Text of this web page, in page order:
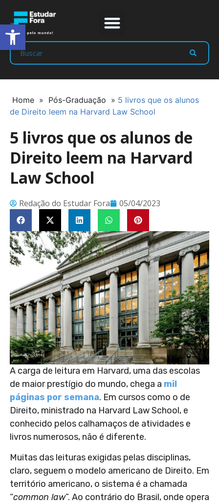
Home » Pós-Graduação » 5 livros que os alunos
de Direito leem na Harvard Law School
5 livros que os alunos de
Direito leem na Harvard
Law School
Redação do Estudar Fora 05/04/2023
A carga de leitura em Harvard, uma das escolas
de maior prestígio do mundo, chega a mil
páginas por semana. Em cursos como o de
Direito, ministrado na Harvard Law School, e
conhecido pelos calhamaços de atividades e
livros numerosos, não é diferente.
Muitas das leituras exigidas pelas disciplinas,
claro, seguem o modelo americano de Direito. Em
território americano, o sistema é a chamada
“common law”. Ao contrário do Brasil, onde opera
Abrir a barra de ferramentas